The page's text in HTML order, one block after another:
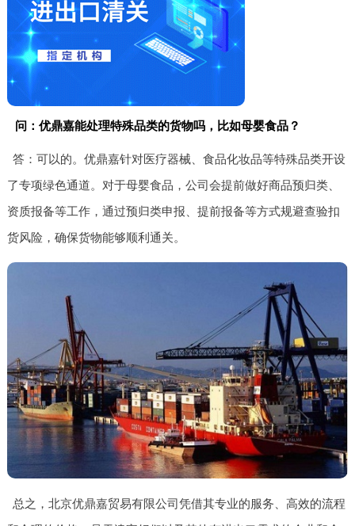
问：优鼎嘉能处理特殊品类的货物吗，比如母婴食品？
答：可以的。优鼎嘉针对医疗器械、食品化妆品等特殊品类开设
了专项绿色通道。对于母婴食品，公司会提前做好商品预归类、
资质报备等工作，通过预归类申报、提前报备等方式规避查验扣
货风险，确保货物能够顺利通关。
总之，北京优鼎嘉贸易有限公司凭借其专业的服务、高效的流程